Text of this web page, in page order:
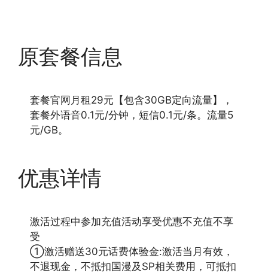
原套餐信息
套餐官网月租29元【包含30GB定向流量】，
套餐外语音0.1元/分钟，短信0.1元/条。流量5
元/GB。
优惠详情
激活过程中参加充值活动享受优惠不充值不享
受
①激活赠送30元话费体验金:激活当月有效，
不退现金，不抵扣国漫及SP相关费用，可抵扣